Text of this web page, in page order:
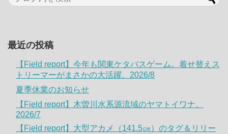
最近の投稿
【Field report】今年も関東ケタバスゲーム。着せ替えス
トリーマーがまさかの大活躍。2026/8
夏季休業のお知らせ
【Field report】木曽川水系源流域のヤマトイワナ。
2026/7
【Field report】大型アカメ（141.5㎝）のタグ＆リリー